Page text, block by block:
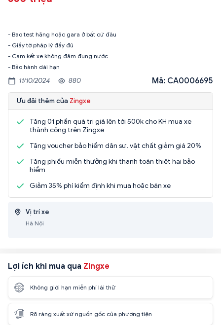
- Bao test hãng hoặc gara ở bất cứ đâu
- Giấy tờ pháp lý đầy đủ
- Cam kết xe không đâm đụng nước
- Bảo hành dài hạn
11/10/2024 880 Mã: CA0006695
Ưu đãi thêm của Zingxe
Tặng 01 phần quà trị giá lên tới 500k cho KH mua xe
thành công trên Zingxe
Tặng voucher bảo hiểm dân sự, vật chất giảm giá 20%
Tặng phiếu miễn thưởng khi thanh toán thiệt hại bảo
hiểm
Giảm 35% phí kiểm định khi mua hoặc bán xe
Vị trí xe
Hà Nội
Lợi ích khi mua qua Zingxe
Không giới hạn miễn phí lái thử
Rõ ràng xuất xứ nguồn gốc của phương tiện